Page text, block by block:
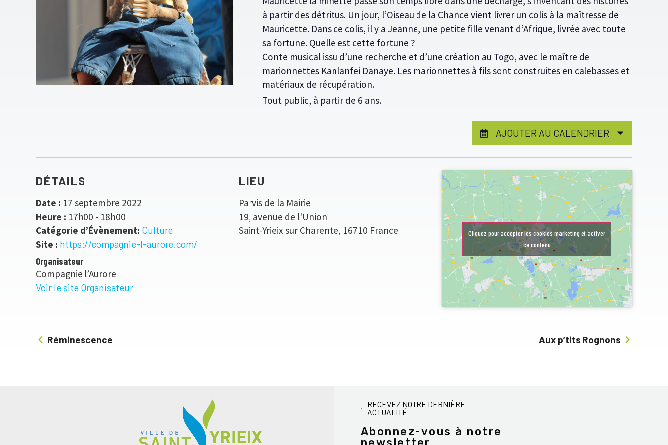
à partir des détritus. Un jour, l’Oiseau de la Chance vient livrer un colis à la maîtresse de
Mauricette. Dans ce colis, il y a Jeanne, une petite fille venant d’Afrique, livrée avec toute
sa fortune. Quelle est cette fortune ?
Conte musical issu d’une recherche et d’une création au Togo, avec le maître de
marionnettes Kanlanfei Danaye. Les marionnettes à fils sont construites en calebasses et
matériaux de récupération.
Tout public, à partir de 6 ans.
AJOUTER AU CALENDRIER
DÉTAILS
Date : 17 septembre 2022
Heure : 17h00 - 18h00
Catégorie d’Évènement: Culture
Site : https://compagnie-l-aurore.com/
Organisateur
Compagnie l’Aurore
Voir le site Organisateur
LIEU
Parvis de la Mairie
19, avenue de l'Union
Saint-Yrieix sur Charente, 16710 France
Cliquez pour accepter les cookies marketing et activer
ce contenu
Réminescence Aux p’tits Rognons
RECEVEZ NOTRE DERNIÈRE
ACTUALITÉ
Abonnez-vous à notre
newsletter